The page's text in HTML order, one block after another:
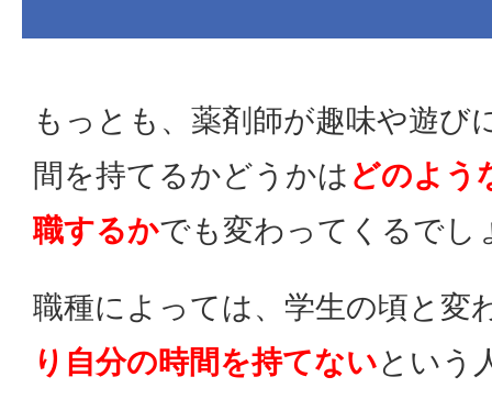
もっとも、薬剤師が趣味や遊び
間を持てるかどうかは どのよう
職するかでも変わってくるでし
職種によっては、学生の頃と変
り自分の時間を持てないという